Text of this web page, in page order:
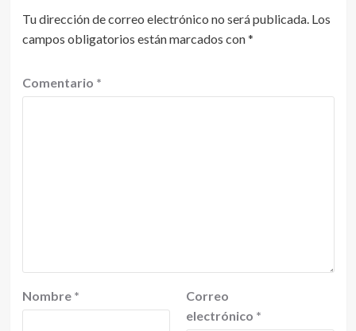
Tu dirección de correo electrónico no será publicada. Los
campos obligatorios están marcados con*
Comentario *
Nombre *
Correo
electrónico *